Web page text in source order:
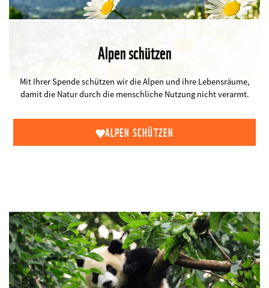
Alpen schützen
Mit Ihrer Spende schützen wir die Alpen und ihre Lebensräume,
damit die Natur durch die menschliche Nutzung nicht verarmt.
ALPEN SCHÜTZEN